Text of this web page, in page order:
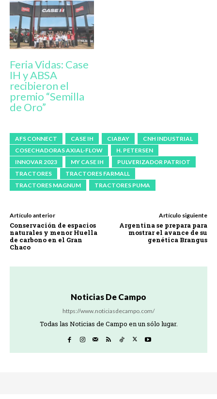
Feria Vidas: Case
IH y ABSA
recibieron el
premio “Semilla
de Oro”
AFS CONNECT CASE IH CIABAY
CNH INDUSTRIAL
COSECHADORAS AXIAL-FLOW
H. PETERSEN
INNOVAR 2023
MY CASE IH
PULVERIZADOR PATRIOT
TRACTORES
TRACTORES FARMALL
TRACTORES MAGNUM
TRACTORES PUMA
Artículo anterior
Conservación de espacios
naturales y menor Huella
de carbono en el Gran
Chaco
Artículo siguiente
Argentina se prepara para
mostrar el avance de su
genética Brangus
Noticias De Campo
https://www.noticiasdecampo.com/
Todas las Noticias de Campo en un sólo lugar.